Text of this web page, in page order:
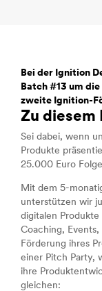
Bei der Ignition
Batch #13 um
zweite Ignition-
Zu diesem
Sei dabei, wenn
Produkte
25.000 Euro
Mit dem 5-
unterstützen wir
digitalen
Coaching,
Förderung ihres
einer Pitch Party,
ihre
gleichen: